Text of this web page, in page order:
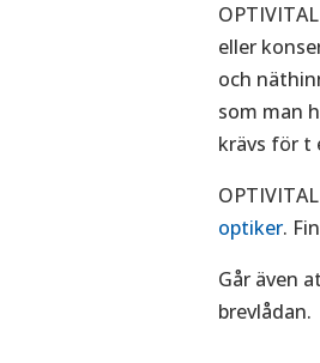
eller
och
som man
krävs för t
optiker.
Går även
brevlådan.